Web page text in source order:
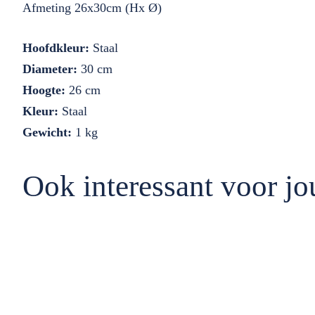
Afmeting 26x30cm (Hx Ø)
Hoofdkleur: Staal
Diameter: 30 cm
Hoogte: 26 cm
Kleur: Staal
Gewicht: 1 kg
Ook interessant voor